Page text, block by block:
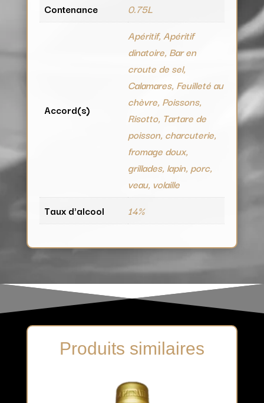
Contenance
0.75L
Accord(s)
Apéritif, Apéritif
dinatoire, Bar en
croute de sel,
Calamares, Feuilleté au
chèvre, Poissons,
Risotto, Tartare de
poisson, charcuterie,
fromage doux,
grillades, lapin, porc,
veau, volaille
Taux d'alcool
14%
Produits similaires